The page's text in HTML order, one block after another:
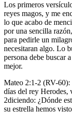
Los primeros
reyes magos, y me
lo que acabo de
por una sencilla
para pedirle un
necesitaran algo. Lo
persona debe buscar
mejor.
Mateo 2:1-2 (RV-60):
días del rey Herodes,
2diciendo: ¿Dónde
su estrella hemos